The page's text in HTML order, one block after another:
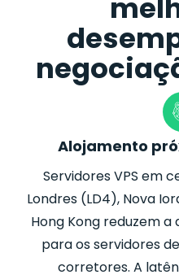
Alojamento
Servidores VPS em
Londres (LD4), Nova
Hong Kong reduzem
para os servidores
corretores. A